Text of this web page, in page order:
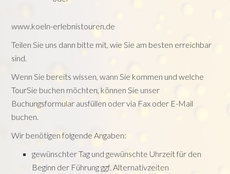
www.koeln-erlebnistouren.de
Teilen Sie uns dann bitte mit, wie Sie am besten erreichbar
sind.
Wenn Sie bereits wissen, wann Sie kommen und welche
TourSie buchen möchten, können Sie unser
Buchungsformular ausfüllen oder via Fax oder E-Mail
buchen.
Wir benötigen folgende Angaben:
gewünschter Tag und gewünschte Uhrzeit für den
Beginn der Führung ggf. Alternativzeiten